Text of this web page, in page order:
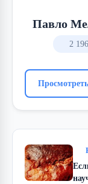
Павло
2